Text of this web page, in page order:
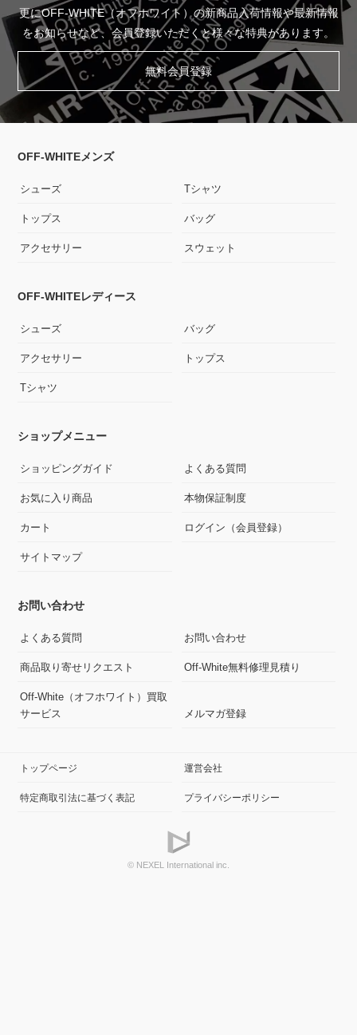
更にOFF-WHITE（オフホワイト）の新商品入荷情報や最新情報
をお知らせなど、会員登録いただくと様々な特典があります。
無料会員登録
OFF-WHITEメンズ
シューズ Tシャツ
トップス バッグ
アクセサリー スウェット
OFF-WHITEレディース
シューズ バッグ
アクセサリー トップス
Tシャツ
ショップメニュー
ショッピングガイド よくある質問
お気に入り商品 本物保証制度
カート ログイン（会員登録）
サイトマップ
お問い合わせ
よくある質問 お問い合わせ
商品取り寄せリクエスト Off-White無料修理見積り
Off-White（オフホワイト）買取
サービス
メルマガ登録
トップページ 運営会社
特定商取引法に基づく表記 プライバシーポリシー
© NEXEL International inc.